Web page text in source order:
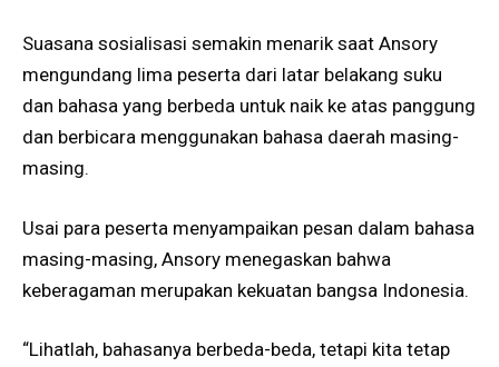
Suasana sosialisasi semakin menarik saat Ansory
mengundang lima peserta dari latar belakang suku
dan bahasa yang berbeda untuk naik ke atas panggung
dan berbicara menggunakan bahasa daerah masing-
masing.
Usai para peserta menyampaikan pesan dalam bahasa
masing-masing, Ansory menegaskan bahwa
keberagaman merupakan kekuatan bangsa Indonesia.
“Lihatlah, bahasanya berbeda-beda, tetapi kita tetap